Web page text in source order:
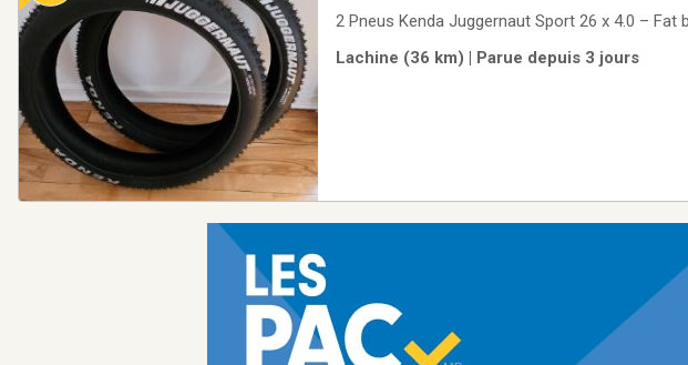
2 Pneus Kenda Juggernaut Sport 26 x 4.0 – Fat
Lachine (36 km) | Parue depuis 3 jours